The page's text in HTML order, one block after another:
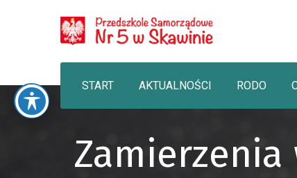
START AKTUALNOŚCI RODO
Zamierzenia